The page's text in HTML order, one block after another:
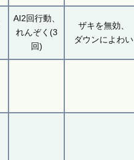
AI2回行動、
れんぞく(3
回)
ザキを無効、
ダウンによわい